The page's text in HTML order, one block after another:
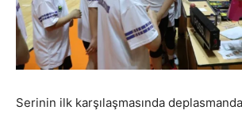
Serinin ilk karşılaşmasında